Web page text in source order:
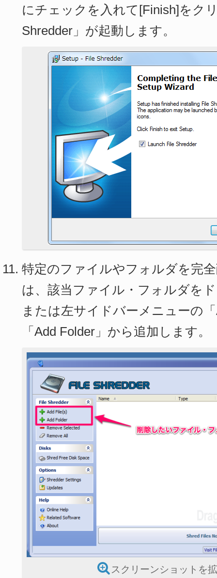
にチェックを入れて[Finish]をク
Shredder」が起動します。
特定のファイルやフォルダを完
は、該当ファイル・フォルダを
または左サイドバーメニューの
「Add Folder」から追加します。
スクリーンショットを